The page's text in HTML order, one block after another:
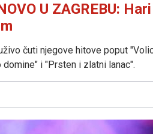
U ZAGREBU:
čuti njegove hitove poput
domine" i "Prsten i zlatni lanac".